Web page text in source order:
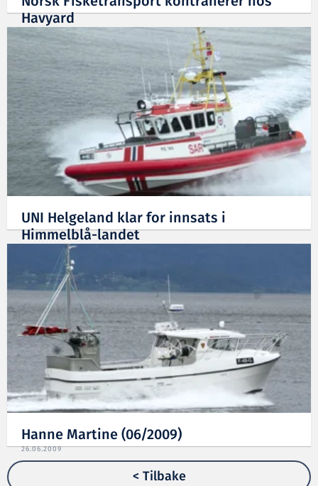
Havyard
17.12.2013
UNI Helgeland klar for innsats i
Himmelblå-landet
Hanne Martine (06/2009)
26.06.2009
< Tilbake